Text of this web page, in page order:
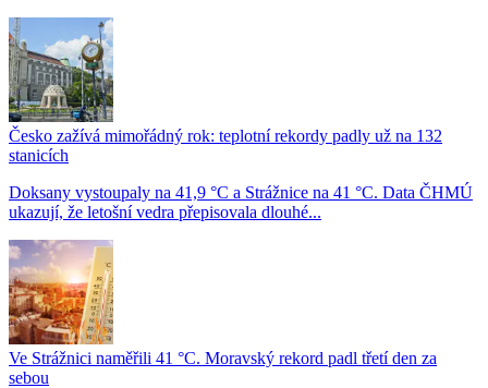
Česko zažívá mimořádný rok: teplotní rekordy padly už na 132
stanicích
Doksany vystoupaly na 41,9 °C a Strážnice na 41 °C. Data ČHMÚ
ukazují, že letošní vedra přepisovala dlouhé...
Ve Strážnici naměřili 41 °C. Moravský rekord padl třetí den za
sebou